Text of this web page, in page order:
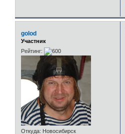
golod
Участник
Рейтинг:
Откуда: Новосибирск